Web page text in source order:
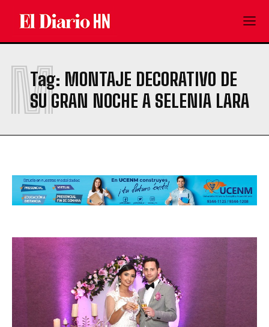
Tag: MONTAJE DECORATIVO DE
SU GRAN NOCHE A SELENIA LARA
M